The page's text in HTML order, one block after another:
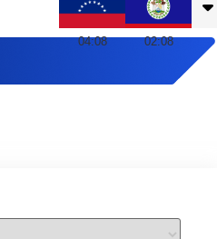
04:08 02:08